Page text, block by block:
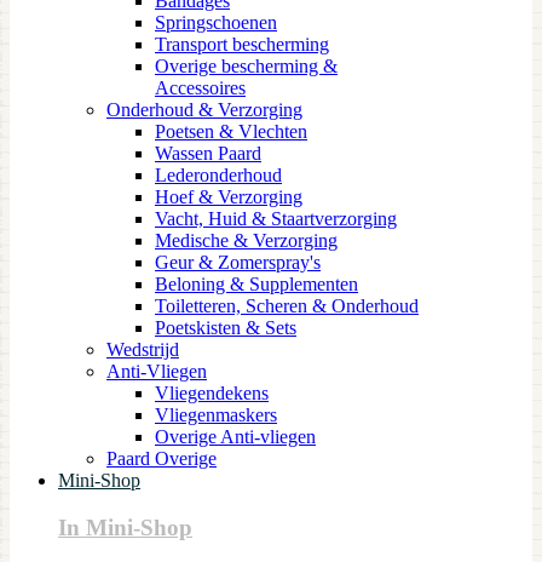
Springschoenen
Transport bescherming
Overige bescherming &
Accessoires
Onderhoud & Verzorging
Poetsen & Vlechten
Wassen Paard
Lederonderhoud
Hoef & Verzorging
Vacht, Huid & Staartverzorging
Medische & Verzorging
Geur & Zomerspray's
Beloning & Supplementen
Toiletteren, Scheren & Onderhoud
Poetskisten & Sets
Wedstrijd
Anti-Vliegen
Vliegendekens
Vliegenmaskers
Overige Anti-vliegen
Paard Overige
Mini-Shop
In Mini-Shop